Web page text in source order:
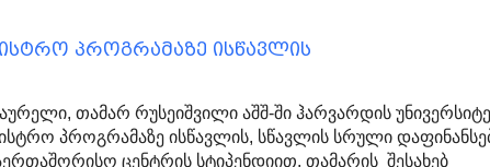
პროგრამაზე ისწავლის
თამარ რუსეიშვილი აშშ-ში ჰარვარდის
პროგრამაზე ისწავლის, სწავლის სრული
ცენტრის სტიპენდიით. თამარის შესახებ